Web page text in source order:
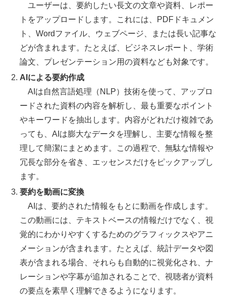
ユーザーは、要約したい長文の文章や資料、レポー
トをアップロードします。これには、PDFドキュメン
ト、Wordファイル、ウェブページ、または長い記事な
どが含まれます。たとえば、ビジネスレポート、学術
論文、プレゼンテーション用の資料なども対象です。
AIによる要約作成
AIは自然言語処理（NLP）技術を使って、アップロ
ードされた資料の内容を解析し、最も重要なポイント
やキーワードを抽出します。内容がどれだけ複雑であ
っても、AIは膨大なデータを理解し、主要な情報を整
理して簡潔にまとめます。この過程で、無駄な情報や
冗長な部分を省き、エッセンスだけをピックアップし
ます。
要約を動画に変換
AIは、要約された情報をもとに動画を作成します。
この動画には、テキストベースの情報だけでなく、視
覚的にわかりやすくするためのグラフィックスやアニ
メーションが含まれます。たとえば、統計データや図
表が含まれる場合、それらも自動的に視覚化され、ナ
レーションや字幕が追加されることで、視聴者が資料
の要点を素早く理解できるようになります。